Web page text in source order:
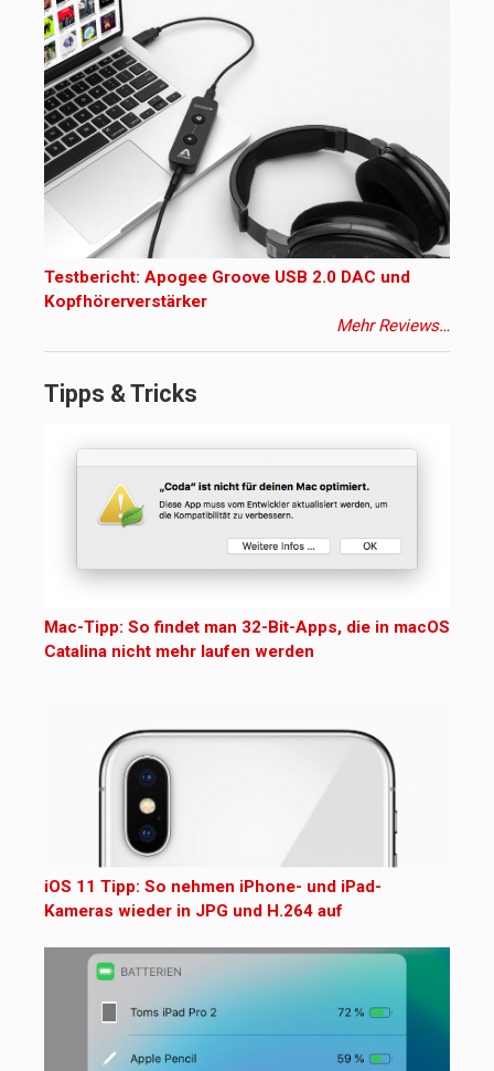
Testbericht: Apogee Groove USB 2.0 DAC und
Kopfhörerverstärker
Mehr Reviews…
Tipps & Tricks
Mac-Tipp: So findet man 32-Bit-Apps, die in macOS
Catalina nicht mehr laufen werden
iOS 11 Tipp: So nehmen iPhone- und iPad-
Kameras wieder in JPG und H.264 auf